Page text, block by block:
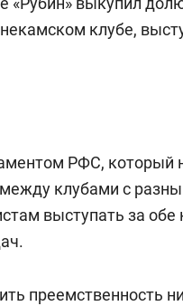
клубе,
РФС, который
клубами с
выступать за
преемственность